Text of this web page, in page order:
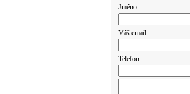
Jméno:
Váš email:
Telefon: